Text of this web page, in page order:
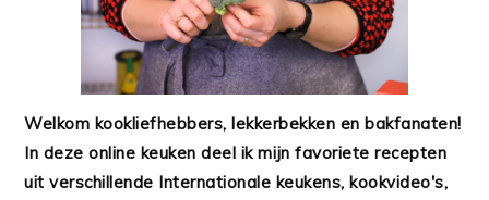
Welkom kookliefhebbers, lekkerbekken en bakfanaten!
In deze online keuken deel ik mijn favoriete recepten
uit verschillende Internationale keukens, kookvideo's,